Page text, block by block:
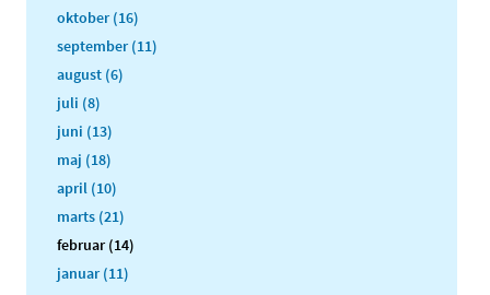
oktober (16)
september (11)
august (6)
juli (8)
juni (13)
maj (18)
april (10)
marts (21)
februar (14)
januar (11)